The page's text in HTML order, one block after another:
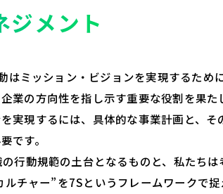
ジメント
はミッション・ビジョンを実現するため
業の方向性を指し示す重要な役割を果た
実現するには、具体的な事業計画と、そ
です。
行動規範の土台となるものと、私たちは
ルチャー”を7Sというフレームワークで